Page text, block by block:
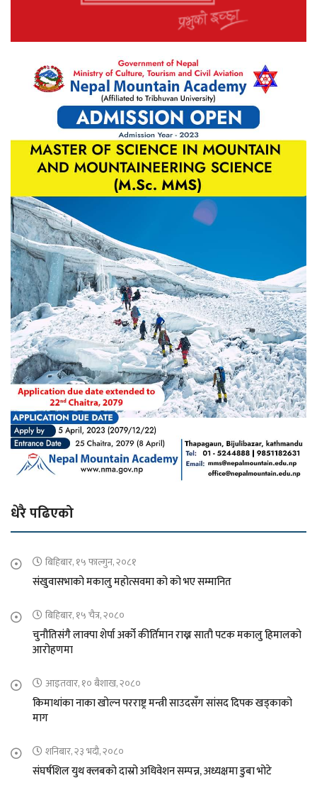
धेरै पढिएको
बिहिबार, १५ फाल्गुन, २०८१
संखुवासभाको मकालु महोत्सवमा को को भए सम्मानित
बिहिबार, १५ चैत्र, २०८०
चुनौतिसंगै लाक्पा शेर्पा अर्को कीर्तिमान राख्न सातौ पटक मकालु हिमालको
आरोहणमा
आइतवार, १० बैशाख, २०८०
किमाथांका नाका खोल्न परराष्ट्र मन्त्री साउदसँग सांसद दिपक खड्काको
माग
शनिबार, २३ भदौ, २०८०
संघर्षशिल युथ क्लबको दास्रो अधिवेशन सम्पन्न, अध्यक्षमा डुबा भोटे